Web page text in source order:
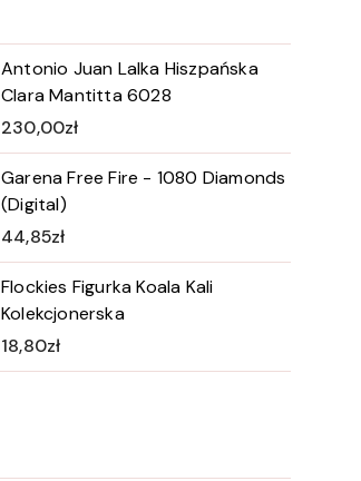
Antonio Juan Lalka Hiszpańska
Clara Mantitta 6028
230,00zł
Garena Free Fire - 1080 Diamonds
(Digital)
44,85zł
Flockies Figurka Koala Kali
Kolekcjonerska
18,80zł